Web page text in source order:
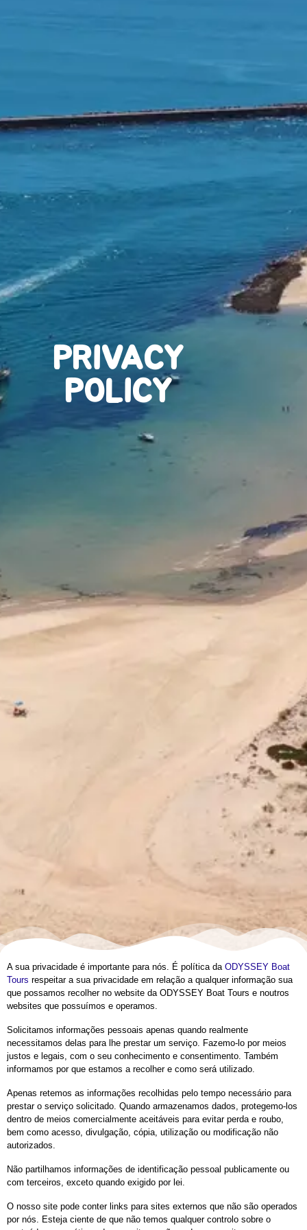
PRIVACY
POLICY
A sua privacidade é importante para nós. É política da ODYSSEY Boat
Tours respeitar a sua privacidade em relação a qualquer informação sua
que possamos recolher no website da ODYSSEY Boat Tours e noutros
websites que possuímos e operamos.
Solicitamos informações pessoais apenas quando realmente
necessitamos delas para lhe prestar um serviço. Fazemo-lo por meios
justos e legais, com o seu conhecimento e consentimento. Também
informamos por que estamos a recolher e como será utilizado.
Apenas retemos as informações recolhidas pelo tempo necessário para
prestar o serviço solicitado. Quando armazenamos dados, protegemo-los
dentro de meios comercialmente aceitáveis para evitar perda e roubo,
bem como acesso, divulgação, cópia, utilização ou modificação não
autorizados.
Não partilhamos informações de identificação pessoal publicamente ou
com terceiros, exceto quando exigido por lei.
O nosso site pode conter links para sites externos que não são operados
por nós. Esteja ciente de que não temos qualquer controlo sobre o